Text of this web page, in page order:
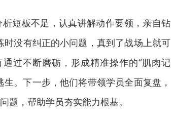
短板不足，认真讲解动作要领，亲自钻
没有纠正的小问题，真到了战场上就可
过不断磨砺，形成精准操作的“肌肉记
。下一步，他们将带领学员全面复盘，
题，帮助学员夯实能力根基。